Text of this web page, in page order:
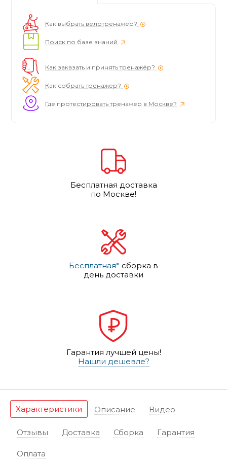
Как выбрать велотренажёр?
Поиск по базе знаний
Как заказать и принять тренажёр?
Как собрать тренажер?
Где протестировать тренажер в Москве?
Бесплатная доставка
по Москве!
Бесплатная* сборка в
день доставки
Гарантия лучшей цены!
Нашли дешевле?
Характеристики Описание Видео
Отзывы Доставка Сборка Гарантия
Оплата